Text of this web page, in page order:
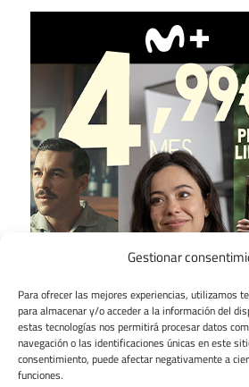
Gestionar
Para ofrecer las mejores experiencias, utilizamos
para almacenar y/o acceder a la información del
estas tecnologías nos permitirá procesar datos
navegación o las identificaciones únicas en este
consentimiento, puede afectar negativamente a
funciones.